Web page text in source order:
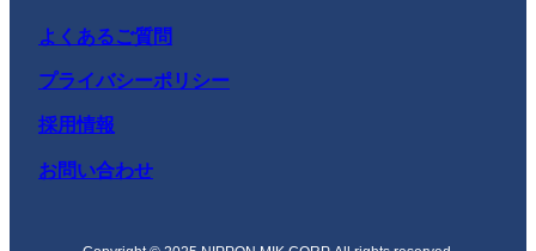
よくあるご質問
プライバシーポリシー
採用情報
お問い合わせ